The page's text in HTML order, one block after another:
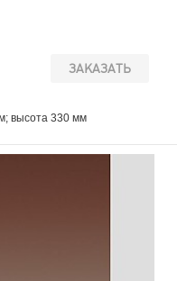
ЗАКАЗАТЬ
высота 330 мм